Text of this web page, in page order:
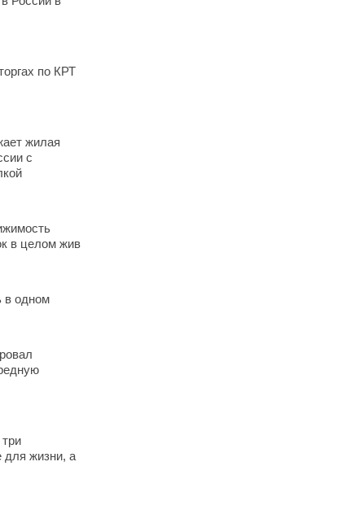
по КРТ
жилая
с
в целом жив
в одном
для жизни, а